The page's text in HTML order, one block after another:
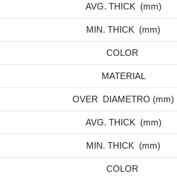
AVG. THICK (mm)
MIN. THICK (mm)
COLOR
MATERIAL
OVER DIAMETRO (mm)
AVG. THICK (mm)
MIN. THICK (mm)
COLOR